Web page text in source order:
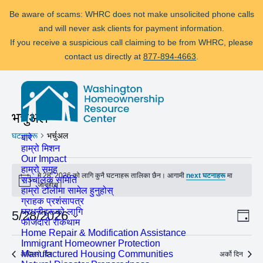
Be aware of scams: WHRC does not make unsolicited phone calls
and will never ask clients for payment information.
If you receive a suspicious call claiming to be from WHRC, please
contact us directly at 877-894-4663
फौजदारी सामना गर्दै?मद्दत उपलब्ध छ! कल गर्नुहोस्
us.
Be aware of scams: WHRC does not make unsolicited phone calls
and will never ask clients for payment information.
If you receive a suspicious call claiming to be from WHRC, please
बारे
हाम्रो मिशन
Our Impact
हाम्रो समूह
सञ्चालक समिति
हाम्रो टोलीमा सामेल हुनुहोस्
ग्राहक प्रशंसापत्र
घरधनीहरूको लागि
फौजदारी रोकथाम
Home Repair & Modification Assistance
Immigrant Homeowner Protection
Manufactured Housing Communities
भर्चुअल
घटनाहरू भर्चुअल
घटनाहरू
for
मे
28,
2026
Notice
मे 28, 2026 को लागि कुनै घटनाहरू तालिका छैन। आगामीnext घटनाहरूमा
जानुहोस्।
दृश्य
दृश्य
दिन
5/28/2026
मिति
चयन
गर्नुहोस्।
अघिल्लो दिन अर्को दिन